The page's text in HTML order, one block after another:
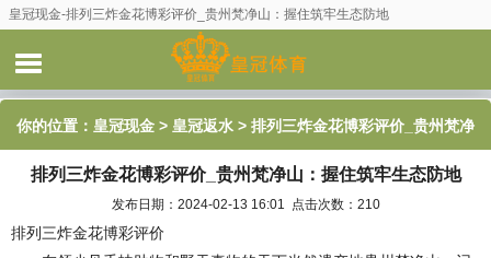
皇冠现金-排列三炸金花博彩评价_贵州梵净山：握住筑牢生态防地
你的位置： 皇冠现金 > 皇冠返水 > 排列三炸金花博彩评价_贵州梵净
山：握住筑牢生态防地
排列三炸金花博彩评价_贵州梵净山：握住筑牢生态防地
发布日期：2024-02-13 16:01 点击次数：210
排列三炸金花博彩评价